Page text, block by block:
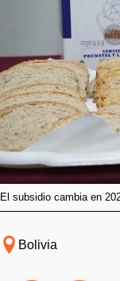
El subsidio cambia en
Bolivia